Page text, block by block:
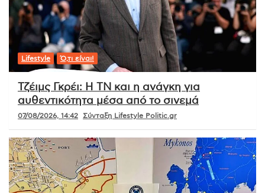
Lifestyle Ό,τι είναι!
Τζέιμς Γκρέι: Η ΤΝ και η ανάγκη για
αυθεντικότητα μέσα από το σινεμά
07/08/2026, 14:42 Σύνταξη Lifestyle Politic.gr